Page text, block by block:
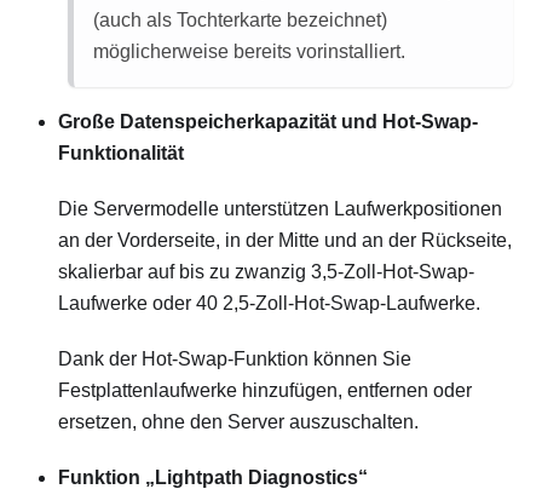
(auch als Tochterkarte bezeichnet)
möglicherweise bereits vorinstalliert.
Große Datenspeicherkapazität und Hot-Swap-
Funktionalität
Die Servermodelle unterstützen Laufwerkpositionen
an der Vorderseite, in der Mitte und an der Rückseite,
skalierbar auf bis zu zwanzig 3,5‑Zoll-Hot-Swap-
Laufwerke oder 40 2,5‑Zoll-Hot-Swap-Laufwerke.
Dank der Hot-Swap-Funktion können Sie
Festplattenlaufwerke hinzufügen, entfernen oder
ersetzen, ohne den Server auszuschalten.
Funktion „Lightpath Diagnostics“